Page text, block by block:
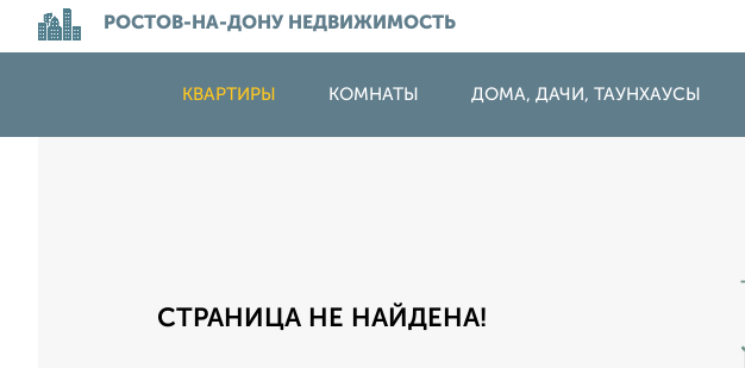
РОСТОВ-НА-ДОНУ НЕДВИЖИМОСТЬ
КВАРТИРЫ КОМНАТЫ ДОМА, ДАЧИ, ТАУНХАУСЫ
СТРАНИЦА НЕ НАЙДЕНА!